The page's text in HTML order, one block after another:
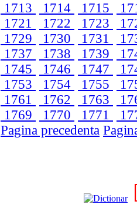
1713
1714 1715
1721
1722 1723
1729
1730 1731
1737
1738 1739
1745
1746 1747
1753
1754 1755
1761
1762 1763
1769
1770 1771
Pagina precedenta